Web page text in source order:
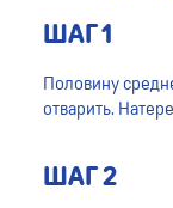
ШАГ 1
Половину
отварить.
ШАГ 2